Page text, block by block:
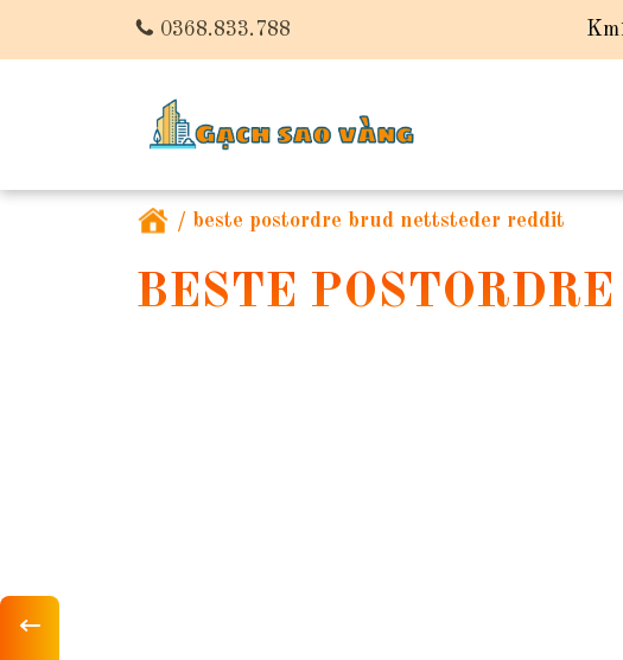
0368.833.788
/ beste postordre brud nettsteder reddit
BESTE